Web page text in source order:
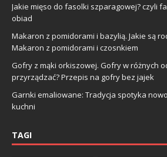
Jakie mięso do fasolki szparagowej? czyli
obiad
Makaron z pomidorami i bazylią. Jakie są
Makaron z pomidorami i czosnkiem
Gofry z mąki orkiszowej. Gofry w różnych
przyrządzać? Przepis na gofry bez jajek
Garnki emaliowane: Tradycja spotyka
kuchni
TAGI